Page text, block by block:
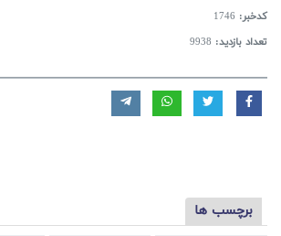
کدخبر: 1746
تعداد بازدید: 9938
برچسب ها